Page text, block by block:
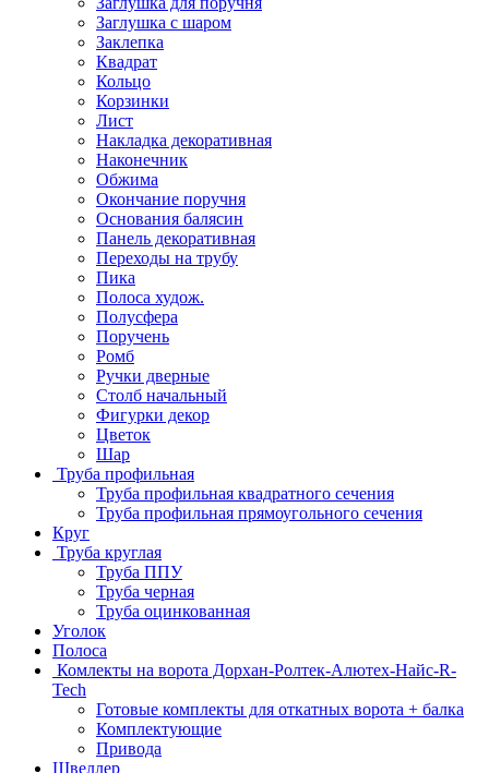
Заглушка с шаром
Заклепка
Квадрат
Кольцо
Корзинки
Лист
Накладка декоративная
Наконечник
Обжима
Окончание поручня
Основания балясин
Панель декоративная
Переходы на трубу
Пика
Полоса худож.
Полусфера
Поручень
Ромб
Ручки дверные
Столб начальный
Фигурки декор
Цветок
Шар
Труба профильная
Труба профильная квадратного сечения
Труба профильная прямоугольного сечения
Круг
Труба круглая
Труба ППУ
Труба черная
Труба оцинкованная
Уголок
Полоса
Комлекты на ворота Дорхан-Ролтек-Алютех-Найс-R-
Tech
Готовые комплекты для откатных ворота + балка
Комплектующие
Привода
Швеллер